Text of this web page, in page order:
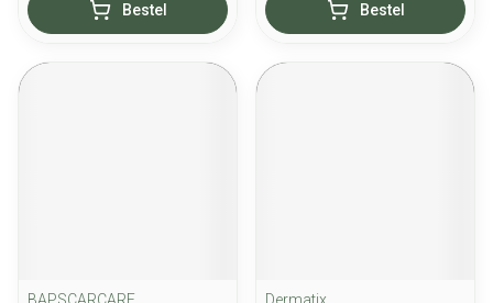
Bestel Bestel